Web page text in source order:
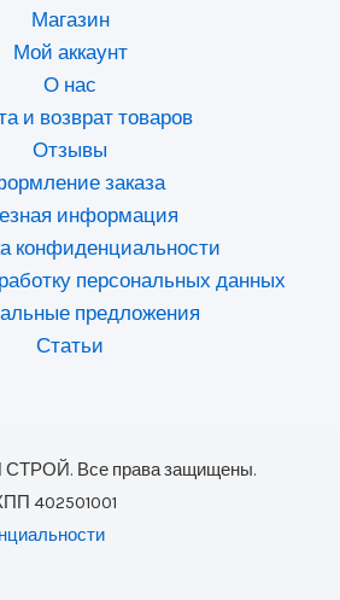
Магазин
Мой аккаунт
О нас
и возврат товаров
Отзывы
заказа
информация
конфиденциальности
персональных данных
предложения
Статьи
Все права защищены.
402501001